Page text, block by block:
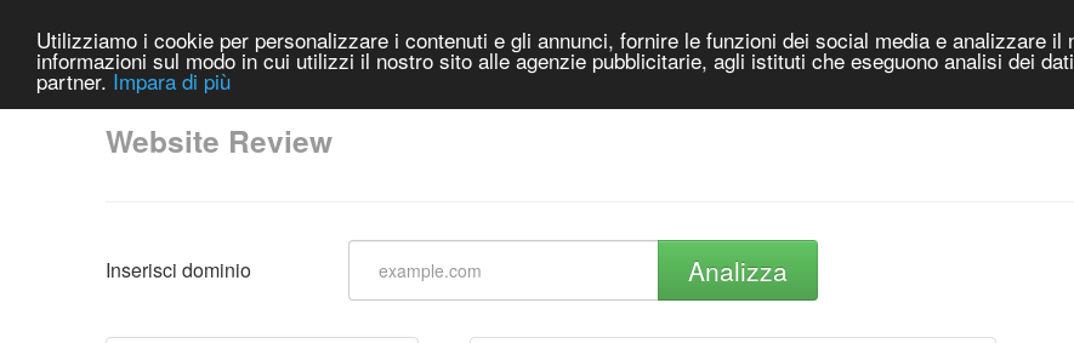
Utilizziamo i cookie per personalizzare i contenuti e gli annunci, fornire le funzioni dei social media e analizzare
informazioni sul modo in cui utilizzi il nostro sito alle agenzie pubblicitarie, agli istituti che eseguono analisi dei
partner. Impara di più
Website Review
Inserisci dominio Analizza